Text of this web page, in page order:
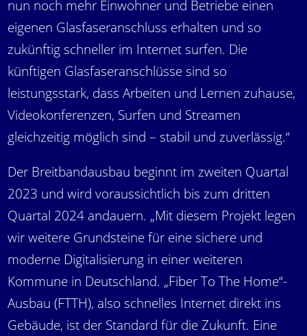
nun noch mehr Einwohner und Betriebe einen
eigenen Glasfaseranschluss erhalten und so
zukünftig schneller im Internet surfen. Die
künftigen Glasfaseranschlüsse sind so
leistungsstark, dass Arbeiten und Lernen zuhause,
Videokonferenzen, Surfen und Streamen
gleichzeitig möglich sind – stabil und zuverlässig.“
Der Breitbandausbau beginnt im zweiten Quartal
2023 und wird voraussichtlich bis zum dritten
Quartal 2024 andauern. „Mit diesem Projekt legen
wir weitere Grundsteine für eine sichere und
moderne Digitalisierung in einer weiteren
Kommune in Deutschland. „Fiber To The Home“-
Ausbau (FTTH), also schnelles Internet direkt ins
Gebäude, ist der Standard für die Zukunft. Eine